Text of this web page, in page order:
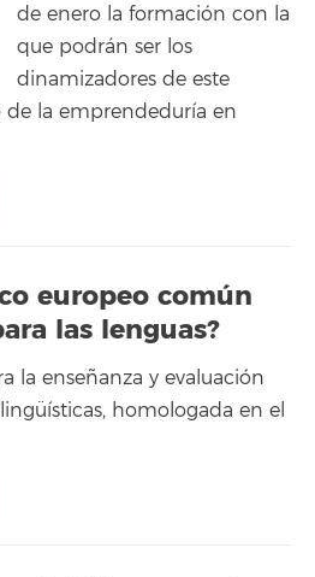
de enero la formación con la
que podrán ser los
dinamizadores de este
la emprendeduría en
europeo común
las lenguas?
la enseñanza y evaluación
homologada en el